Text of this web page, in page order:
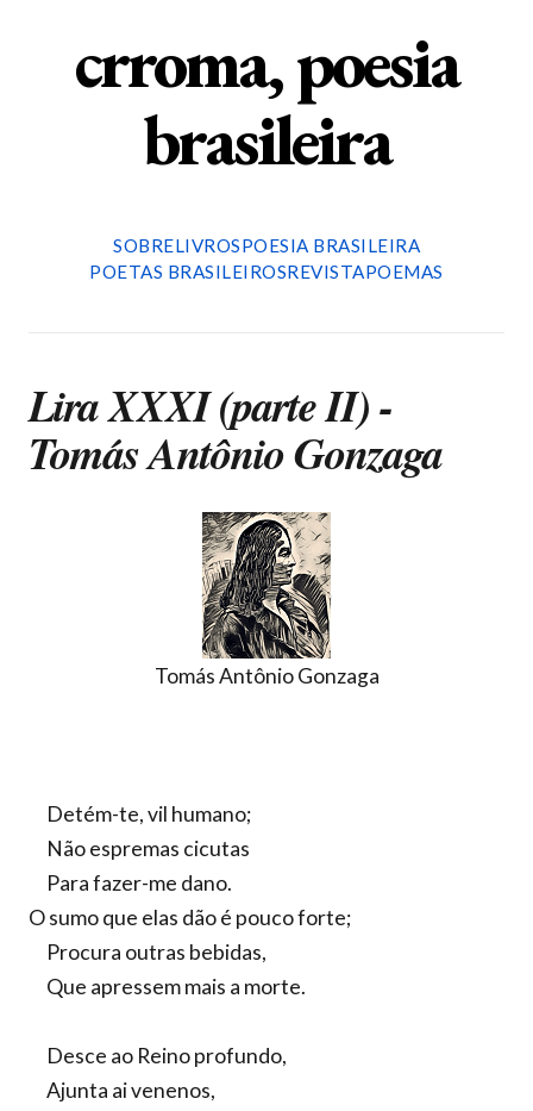
crroma, poesia
brasileira
SOBRELIVROSPOESIA BRASILEIRA
POETAS BRASILEIROSREVISTAPOEMAS
Lira XXXI (parte II) -
Tomás Antônio Gonzaga
Tomás Antônio Gonzaga
Detém-te, vil humano;
Não espremas cicutas
Para fazer-me dano.
O sumo que elas dão é pouco forte;
Procura outras bebidas,
Que apressem mais a morte.
Desce ao Reino profundo,
Ajunta ai venenos,